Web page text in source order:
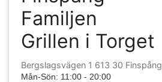
Familjen
Grillen i Torget
Bergslagsvägen 1 613 30 Finspång
Mån-Sön: 11:00 - 20:00